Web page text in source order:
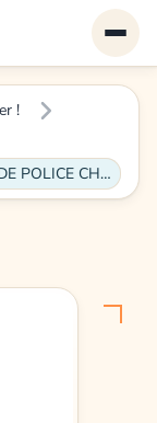
!
PAT PATROUILLE LE FILM - VOITURE DE POLICE CHASE PAT PATROUILLE - 6060434 - Véhicule Secours Avec fonction Transformation & Figurine